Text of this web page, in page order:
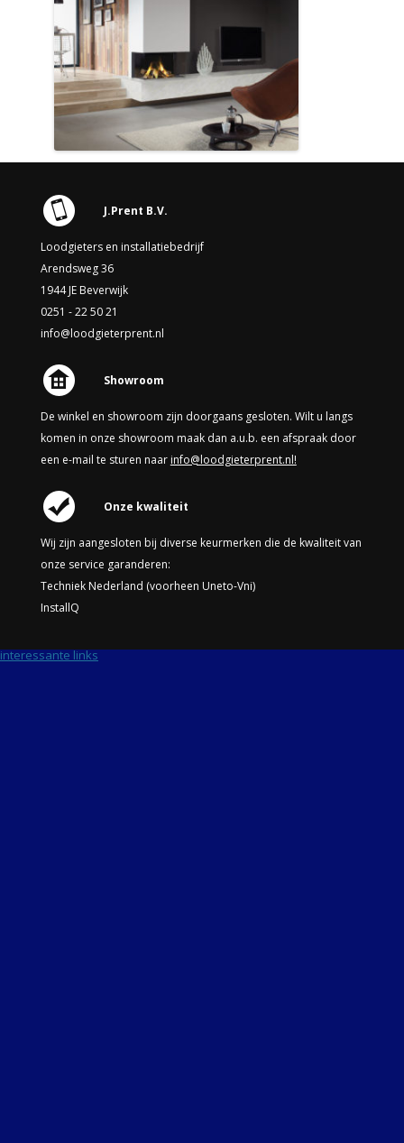
J.Prent B.V.
Loodgieters en installatiebedrijf
Arendsweg 36
1944 JE Beverwijk
0251 - 22 50 21
info@loodgieterprent.nl
Showroom
De winkel en showroom zijn doorgaans gesloten. Wilt u langs
komen in onze showroom maak dan a.u.b. een afspraak door
een e-mail te sturen naar info@loodgieterprent.nl!
Onze kwaliteit
Wij zijn aangesloten bij diverse keurmerken die de kwaliteit van
onze service garanderen:
Techniek Nederland (voorheen Uneto-Vni)
InstallQ
interessante links